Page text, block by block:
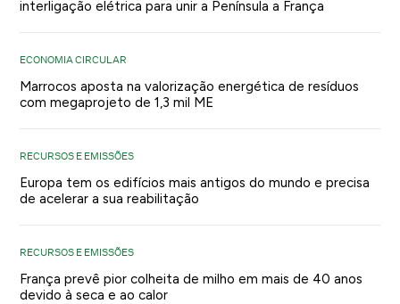
interligação elétrica para unir a Península a França
ECONOMIA CIRCULAR
Marrocos aposta na valorização energética de resíduos
com megaprojeto de 1,3 mil ME
RECURSOS E EMISSÕES
Europa tem os edifícios mais antigos do mundo e precisa
de acelerar a sua reabilitação
RECURSOS E EMISSÕES
França prevê pior colheita de milho em mais de 40 anos
devido à seca e ao calor